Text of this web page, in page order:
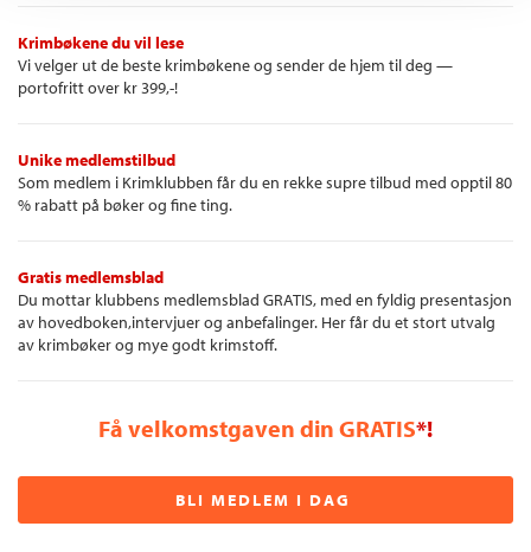
Krimbøkene du vil lese
Vi velger ut de beste krimbøkene og sender de hjem til deg —
portofritt over kr 399,-!
Unike medlemstilbud
Som medlem i Krimklubben får du en rekke supre tilbud med opptil 80
% rabatt på bøker og fine ting.
Gratis medlemsblad
Du mottar klubbens medlemsblad GRATIS, med en fyldig presentasjon
av hovedboken,intervjuer og anbefalinger. Her får du et stort utvalg
av krimbøker og mye godt krimstoff.
Få velkomstgaven din GRATIS*!
BLI MEDLEM I DAG